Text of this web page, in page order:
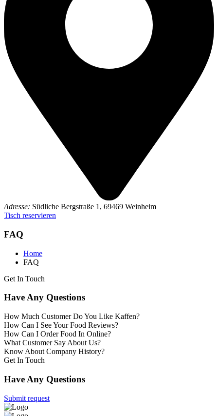
Adresse: Südliche Bergstraße 1, 69469 Weinheim
Tisch reservieren
FAQ
Home
FAQ
Get In Touch
Have Any Questions
How Much Customer Do You Like Kaffen?
How Can I See Your Food Reviews?
How Can I Order Food In Online?
What Customer Say About Us?
Know About Company History?
Get In Touch
Have Any Questions
Submit request